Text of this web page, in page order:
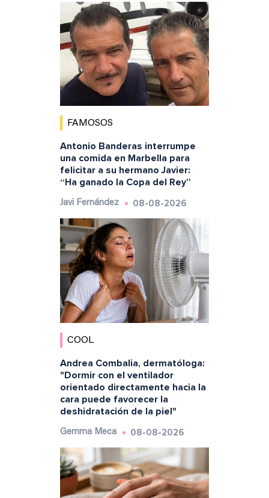
FAMOSOS
Antonio Banderas interrumpe
una comida en Marbella para
felicitar a su hermano Javier:
“Ha ganado la Copa del Rey”
Javi Fernández 08-08-2026
COOL
Andrea Combalia, dermatóloga:
"Dormir con el ventilador
orientado directamente hacia la
cara puede favorecer la
deshidratación de la piel"
Gemma Meca 08-08-2026